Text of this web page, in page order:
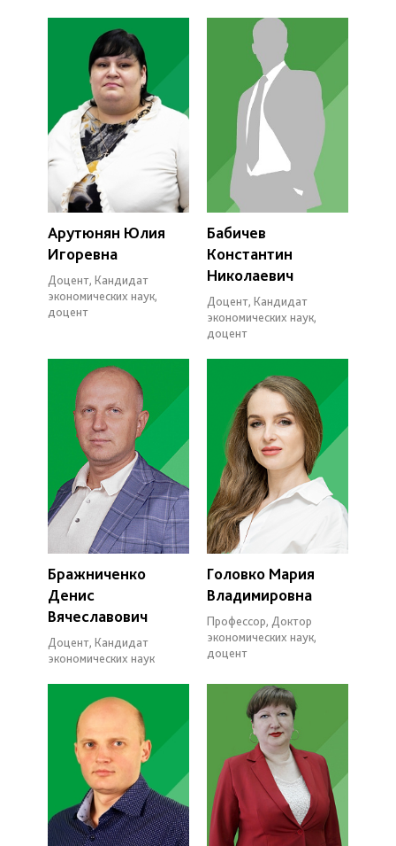
Арутюнян Юлия
Игоревна
Доцент, Кандидат
экономических наук,
доцент
Бабичев
Константин
Николаевич
Доцент, Кандидат
экономических наук,
доцент
Бражниченко
Денис
Вячеславович
Доцент, Кандидат
экономических наук
Головко Мария
Владимировна
Профессор, Доктор
экономических наук,
доцент